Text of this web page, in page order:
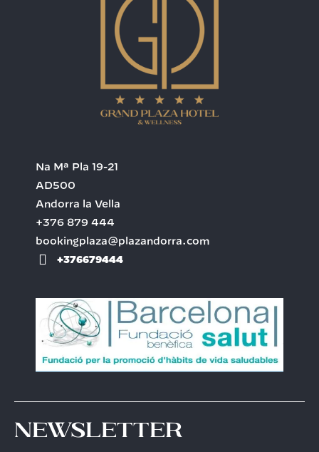
Na Mª Pla 19-21
AD500
Andorra la Vella
+376 879 444
bookingplaza@plazandorra.com
+376679444
Newsletter